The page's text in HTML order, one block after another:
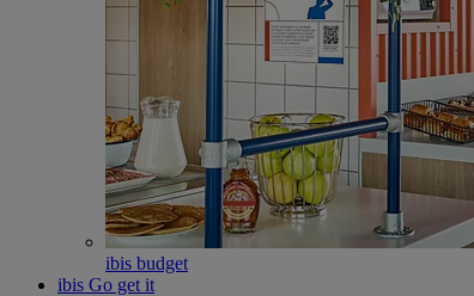
ibis budget
ibis Go get it